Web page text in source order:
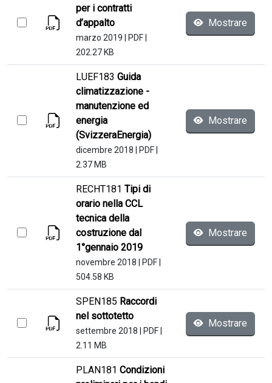
per i contratti
d’appalto
marzo 2019 PDF
202.27 KB
Mostrare
LUEF183 Guida
climatizzazione -
manutenzione ed
energia
(SvizzeraEnergia)
dicembre 2018 PDF
2.37 MB
Mostrare
RECHT181 Tipi di
orario nella CCL
tecnica della
costruzione dal
1°gennaio 2019
novembre 2018 PDF
504.58 KB
Mostrare
SPEN185 Raccordi
nel sottotetto
settembre 2018 PDF
2.11 MB
Mostrare
PLAN181 Condizioni